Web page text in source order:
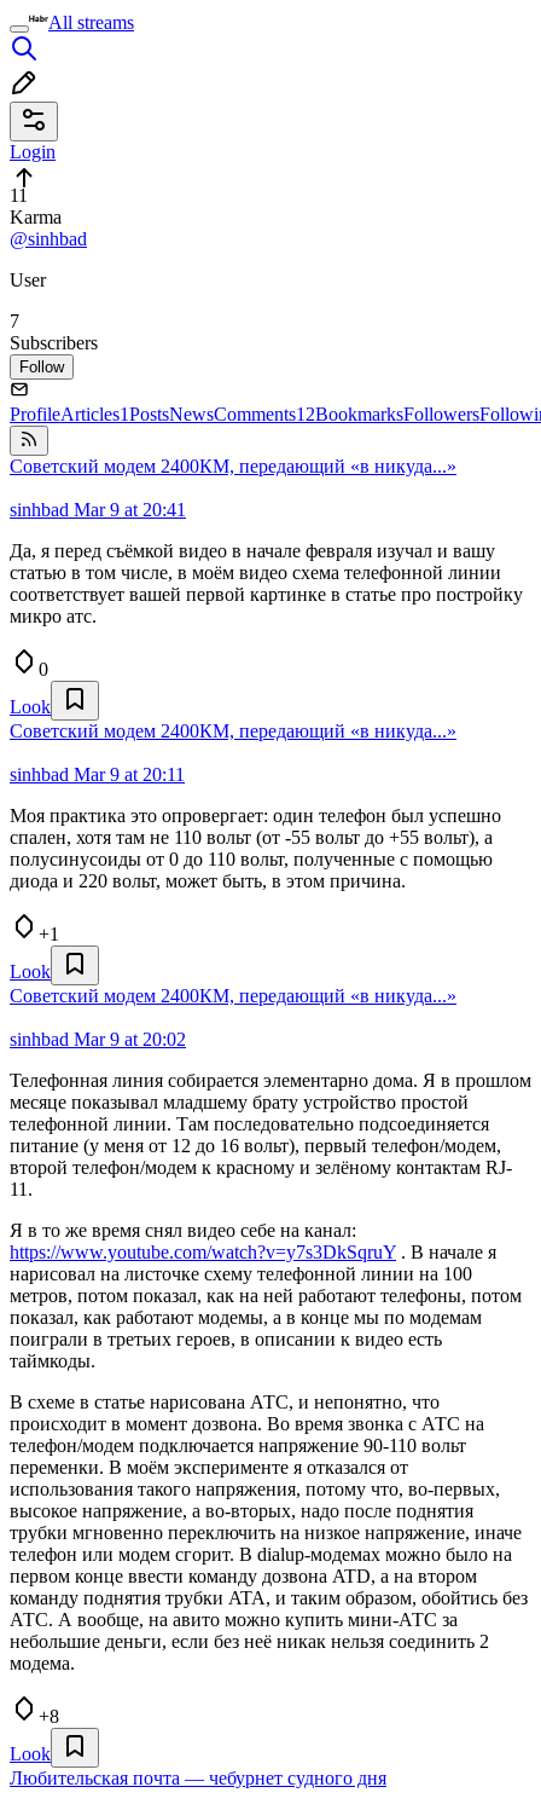
All streams
Login
11
Karma
@sinhbad
User
7
Subscribers
Follow
ProfileArticles1PostsNewsComments12BookmarksFollowers
Советский модем 2400КМ, передающий «в никуда...»
sinhbad Mar 9 at 20:41
Да, я перед съёмкой видео в начале февраля изучал и вашу
статью в том числе, в моём видео схема телефонной линии
соответствует вашей первой картинке в статье про постройку
микро атс.
0
Look
Советский модем 2400КМ, передающий «в никуда...»
sinhbad Mar 9 at 20:11
Моя практика это опровергает: один телефон был успешно
спален, хотя там не 110 вольт (от -55 вольт до +55 вольт), а
полусинусоиды от 0 до 110 вольт, полученные с помощью
диода и 220 вольт, может быть, в этом причина.
+1
Look
Советский модем 2400КМ, передающий «в никуда...»
sinhbad Mar 9 at 20:02
Телефонная линия собирается элементарно дома. Я в прошлом
месяце показывал младшему брату устройство простой
телефонной линии. Там последовательно подсоединяется
питание (у меня от 12 до 16 вольт), первый телефон/модем,
второй телефон/модем к красному и зелёному контактам RJ-
11.
Я в то же время снял видео себе на канал:
https://www.youtube.com/watch?v=y7s3DkSqruY . В начале я
нарисовал на листочке схему телефонной линии на 100
метров, потом показал, как на ней работают телефоны, потом
показал, как работают модемы, а в конце мы по модемам
поиграли в третьих героев, в описании к видео есть
таймкоды.
В схеме в статье нарисована АТС, и непонятно, что
происходит в момент дозвона. Во время звонка с АТС на
телефон/модем подключается напряжение 90-110 вольт
переменки. В моём эксперименте я отказался от
использования такого напряжения, потому что, во-первых,
высокое напряжение, а во-вторых, надо после поднятия
трубки мгновенно переключить на низкое напряжение, иначе
телефон или модем сгорит. В dialup-модемах можно было на
первом конце ввести команду дозвона ATD, а на втором
команду поднятия трубки ATA, и таким образом, обойтись без
АТС. А вообще, на авито можно купить мини-АТС за
небольшие деньги, если без неё никак нельзя соединить 2
модема.
+8
Look
Любительская почта — чебурнет судного дня